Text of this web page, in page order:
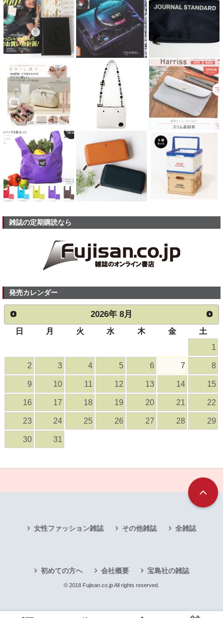
雑誌の定期購読なら
発売カレンダー
2026年 8月
日 月 火 水 木 金
土
1
2 3 4 5 6 7 8
9 10 11 12 13 14 15
16 17 18 19 20 21 22
23 24 25 26 27 28 29
30 31
女性ファッション雑誌 その他雑誌 全雑誌
初めての方へ 会社概要 宝島社の雑誌
© 2018 Fujisan.co.jp All rights reserved.